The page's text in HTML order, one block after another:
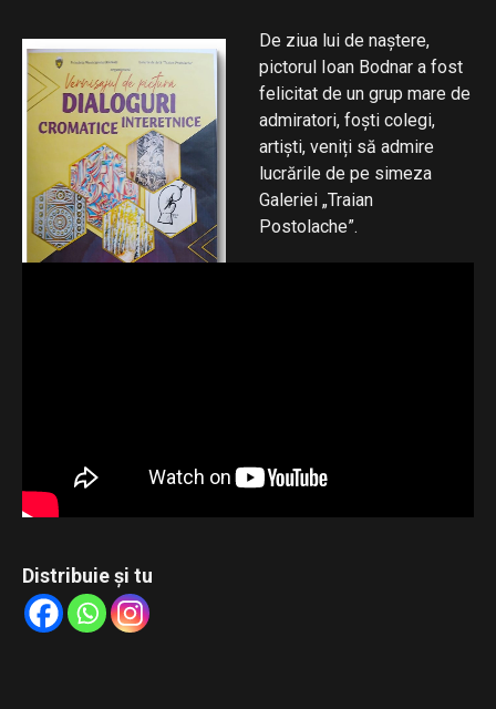
De ziua lui de naștere,
pictorul Ioan Bodnar a fost
felicitat de un grup mare de
admiratori, foști colegi,
artiști, veniți să admire
lucrările de pe simeza
Galeriei „Traian
Postolache”.
Distribuie și tu